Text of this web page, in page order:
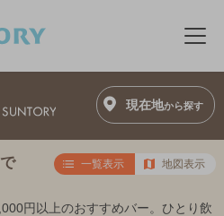
メ
現在地から探す
一覧表示 地図表示
円以上のおすすめバー。ひとり飲